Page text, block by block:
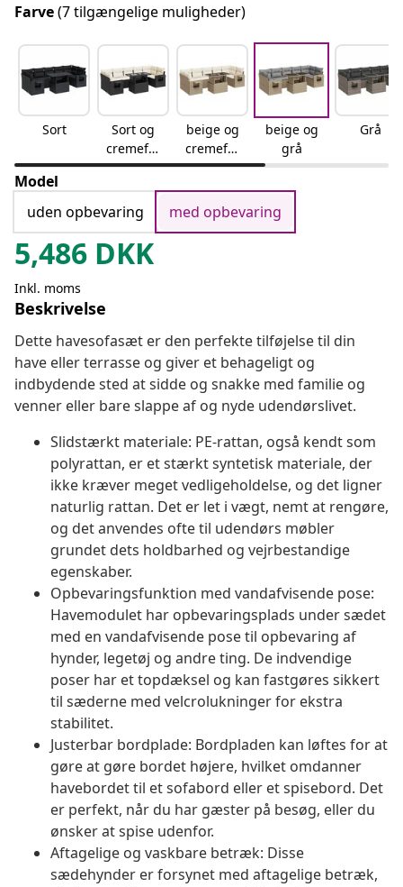
Farve(7 tilgængelige muligheder)
Sort
Sort og
cremefar
vet
beige og
cremefar
vet
beige og
grå
Grå
Model
uden opbevaring
med opbevaring
5,486 DKK
Inkl. moms
Beskrivelse
Dette havesofasæt er den perfekte tilføjelse til din
have eller terrasse og giver et behageligt og
indbydende sted at sidde og snakke med familie og
venner eller bare slappe af og nyde udendørslivet.
Slidstærkt materiale: PE-rattan, også kendt som
polyrattan, er et stærkt syntetisk materiale, der
ikke kræver meget vedligeholdelse, og det ligner
naturlig rattan. Det er let i vægt, nemt at rengøre,
og det anvendes ofte til udendørs møbler
grundet dets holdbarhed og vejrbestandige
egenskaber.
Opbevaringsfunktion med vandafvisende pose:
Havemodulet har opbevaringsplads under sædet
med en vandafvisende pose til opbevaring af
hynder, legetøj og andre ting. De indvendige
poser har et topdæksel og kan fastgøres sikkert
til sæderne med velcrolukninger for ekstra
stabilitet.
Justerbar bordplade: Bordpladen kan løftes for at
gøre at gøre bordet højere, hvilket omdanner
havebordet til et sofabord eller et spisebord. Det
er perfekt, når du har gæster på besøg, eller du
ønsker at spise udenfor.
Aftagelige og vaskbare betræk: Disse
sædehynder er forsynet med aftagelige betræk,